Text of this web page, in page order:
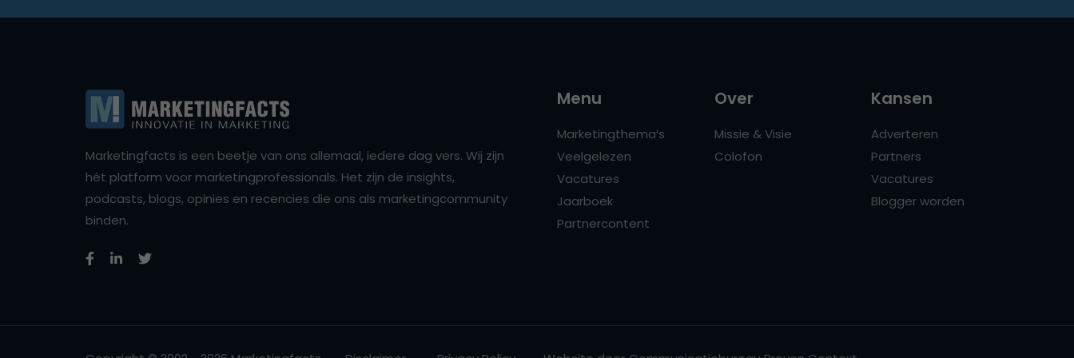
Marketingfacts is een beetje van ons allemaal, iedere dag vers. Wij zijn
hét platform voor marketingprofessionals. Het zijn de insights,
podcasts, blogs, opinies en recencies die ons als marketingcommunity
binden.
Menu
Marketingthema’s
Veelgelezen
Vacatures
Jaarboek
Partnercontent
Over
Missie & Visie
Colofon
Kansen
Adverteren
Partners
Vacatures
Blogger worden